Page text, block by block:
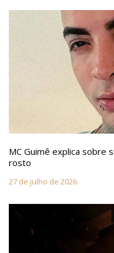
MC Guimê explica sobre
rosto
27 de julho de 2026